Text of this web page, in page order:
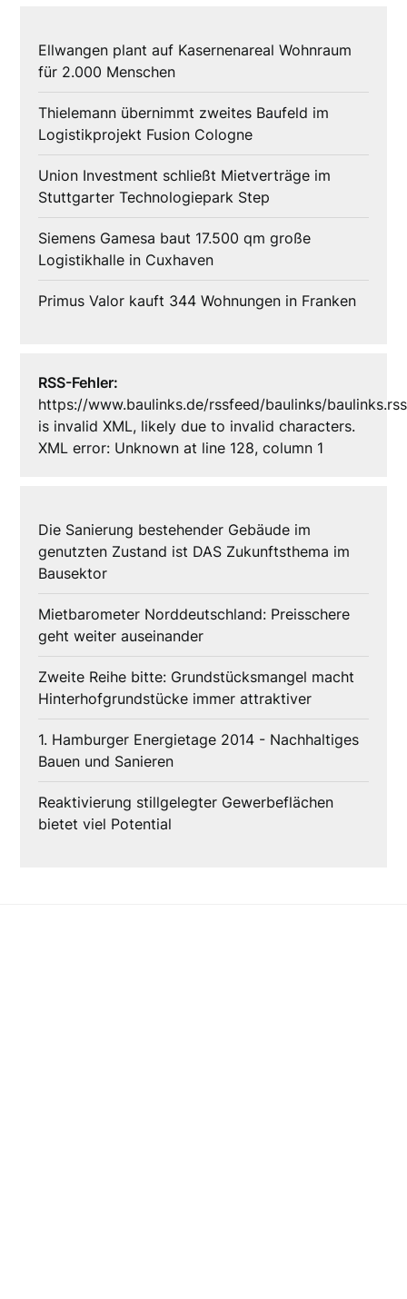
Ellwangen plant auf Kasernenareal Wohnraum
für 2.000 Menschen
Thielemann übernimmt zweites Baufeld im
Logistikprojekt Fusion Cologne
Union Investment schließt Mietverträge im
Stuttgarter Technologiepark Step
Siemens Gamesa baut 17.500 qm große
Logistikhalle in Cuxhaven
Primus Valor kauft 344 Wohnungen in Franken
RSS-Fehler:
https://www.baulinks.de/rssfeed/baulinks/baulinks.rss
is invalid XML, likely due to invalid characters.
XML error: Unknown at line 128, column 1
Die Sanierung bestehender Gebäude im
genutzten Zustand ist DAS Zukunftsthema im
Bausektor
Mietbarometer Norddeutschland: Preisschere
geht weiter auseinander
Zweite Reihe bitte: Grundstücksmangel macht
Hinterhofgrundstücke immer attraktiver
1. Hamburger Energietage 2014 - Nachhaltiges
Bauen und Sanieren
Reaktivierung stillgelegter Gewerbeflächen
bietet viel Potential